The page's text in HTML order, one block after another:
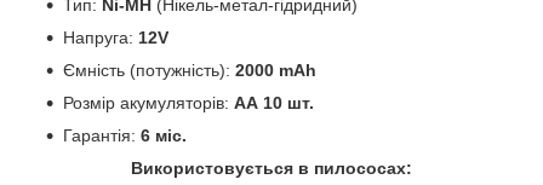
Тип: Ni-MH (Нікель-метал-гідридний)
Напруга: 12V
Ємність (потужність): 2000 mAh
Розмір акумуляторів: АА 10 шт.
Гарантія: 6 міс.
Використовується в пилососах: